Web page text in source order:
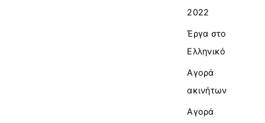
2022
Έργα στο
Ελληνικό
Αγορά
ακινήτων
Αγορά